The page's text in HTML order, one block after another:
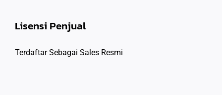
Lisensi Penjual
Terdaftar Sebagai Sales Resmi